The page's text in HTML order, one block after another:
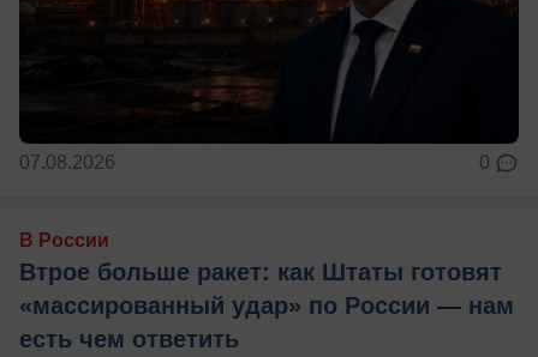
07.08.2026 0
В России
Втрое больше ракет: как Штаты готовят
«массированный удар» по России — нам
есть чем ответить